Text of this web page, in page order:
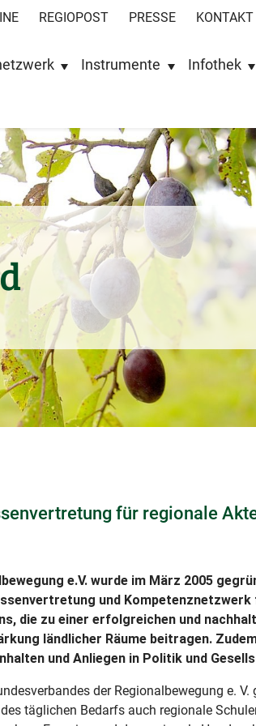
REGIOPOST PRESSE KONTAKT
Instrumente Infothek
für regionale
e.V. wurde im März 2005
und
die zu einer erfolgreichen und
ländlicher Räume beitragen.
und Anliegen in Politik und
der Regionalbewegung e. V.
täglichen Bedarfs auch regionale